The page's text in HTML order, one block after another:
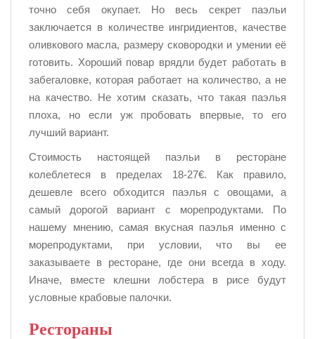
точно себя окупает. Но весь секрет паэльи
заключается в количестве ингридиентов, качестве
оливкового масла, размеру сковородки и умении её
готовить. Хороший повар врядли будет работать в
забегаловке, которая работает на количество, а не
на качество. Не хотим сказать, что такая паэлья
плоха, но если уж пробовать впервые, то его
лучший вариант.
Стоимость настоящей паэльи в ресторане
колеблетеся в пределах 18-27€. Как правило,
дешевле всего обходится паэлья с овощами, а
самый дорогой вариант с морепродуктами. По
нашему мнению, самая вкусная паэлья именно с
морепродуктами, при условии, что вы ее
заказываете в ресторане, где они всегда в ходу.
Иначе, вместе клешни лобстера в рисе будут
условные крабовые палочки.
Рестораны